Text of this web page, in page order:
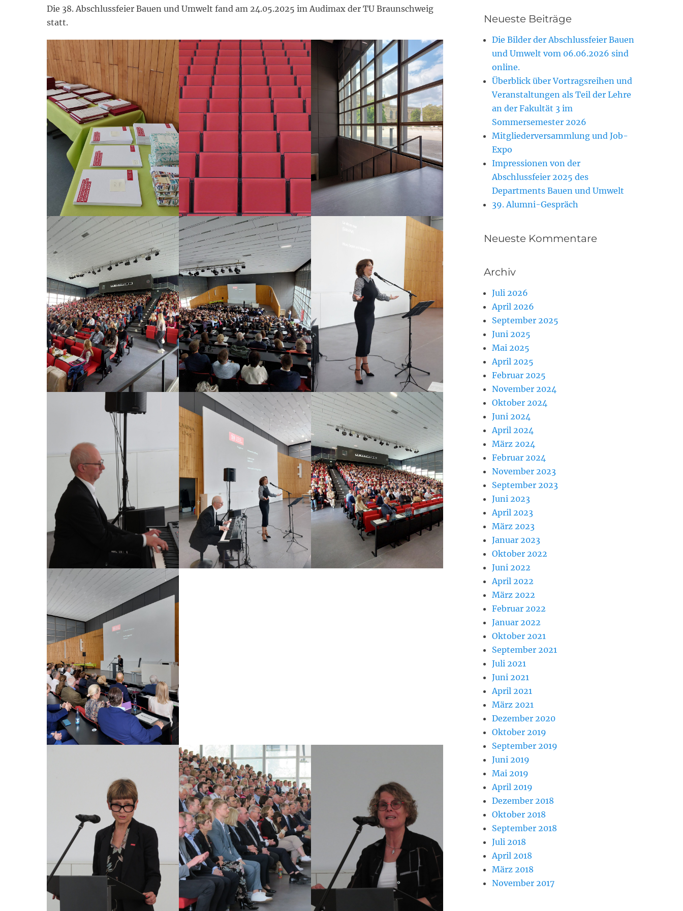
Die 38. Abschlussfeier Bauen und Umwelt fand am 24.05.2025 im Audimax der TU Braunschweig
statt.
Neueste Beiträge
Die Bilder der Abschlussfeier Bauen
und Umwelt vom 06.06.2026 sind
online.
Überblick über Vortragsreihen und
Veranstaltungen als Teil der Lehre
an der Fakultät 3 im
Sommersemester 2026
Mitgliederversammlung und Job-
Expo
Impressionen von der
Abschlussfeier 2025 des
Departments Bauen und Umwelt
39. Alumni-Gespräch
Neueste Kommentare
Archiv
Juli 2026
April 2026
September 2025
Juni 2025
Mai 2025
April 2025
Februar 2025
November 2024
Oktober 2024
Juni 2024
April 2024
März 2024
Februar 2024
November 2023
September 2023
Juni 2023
April 2023
März 2023
Januar 2023
Oktober 2022
Juni 2022
April 2022
März 2022
Februar 2022
Januar 2022
Oktober 2021
September 2021
Juli 2021
Juni 2021
April 2021
März 2021
Dezember 2020
Oktober 2019
September 2019
Juni 2019
Mai 2019
April 2019
Dezember 2018
Oktober 2018
September 2018
Juli 2018
April 2018
März 2018
November 2017